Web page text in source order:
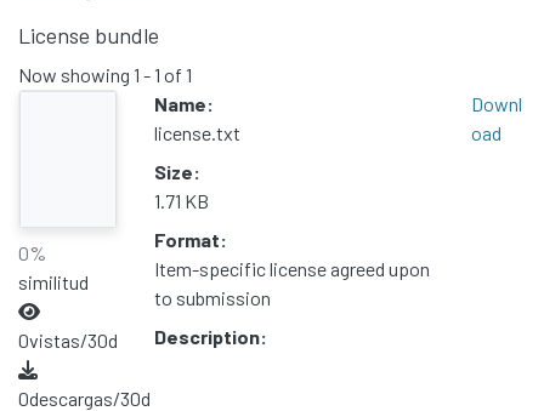
License bundle
Now showing 1 - 1 of 1
0%
similitud
0vistas/30d
0descargas/30d
Name:
license.txt
Size:
1.71 KB
Format:
Item-specific license agreed upon
to submission
Description:
Downl
oad